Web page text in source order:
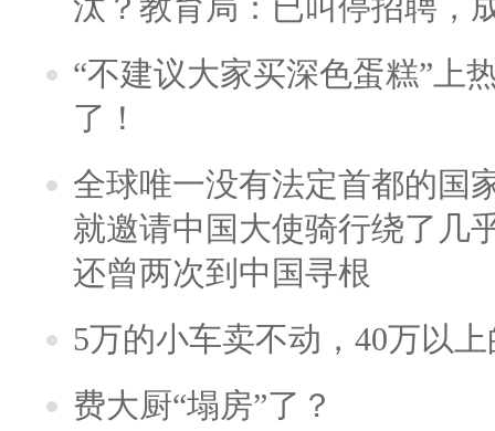
“不建议大家买深色蛋糕”上
了！
全球唯一没有法定首都的国
就邀请中国大使骑行绕了几
还曾两次到中国寻根
5万的小车卖不动，40万以
费大厨“塌房”了？